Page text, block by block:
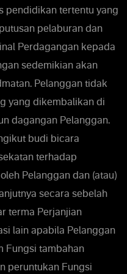
pendidikan tertentu yang
pelaburan dan
Perdagangan kepada
sedemikian akan
Pelanggan tidak
yang dikembalikan di
dagangan Pelanggan.
budi bicara
terhadap
Pelanggan dan (atau)
secara sebelah
terma Perjanjian
lain apabila Pelanggan
Fungsi tambahan
peruntukan Fungsi